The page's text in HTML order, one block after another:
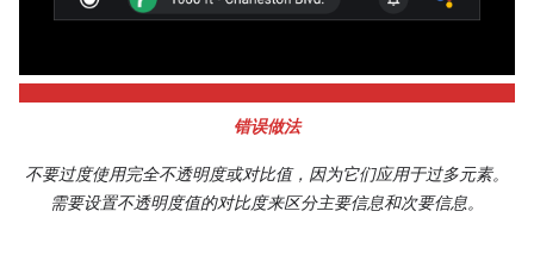
错误做法
不要过度使用完全不透明度或对比值，因为它们应用于过多元素。
需要设置不透明度值的对比度来区分主要信息和次要信息。